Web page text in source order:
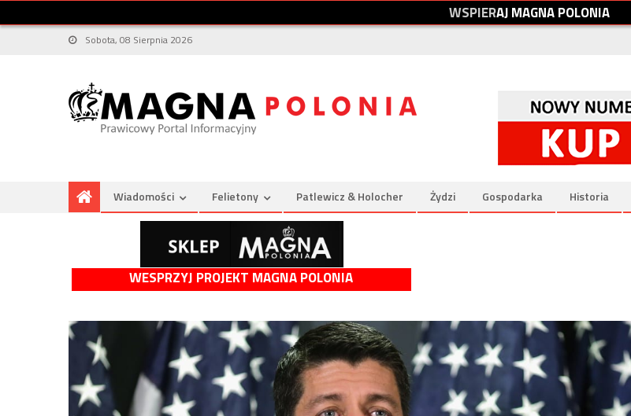
WSPIERAJMAGNAPOLONIA
Sobota, 08 Sierpnia 2026
Wiadomości Felietony Patlewicz & Holocher Żydzi Gospodarka Historia
WESPRZYJ PROJEKT MAGNA POLONIA